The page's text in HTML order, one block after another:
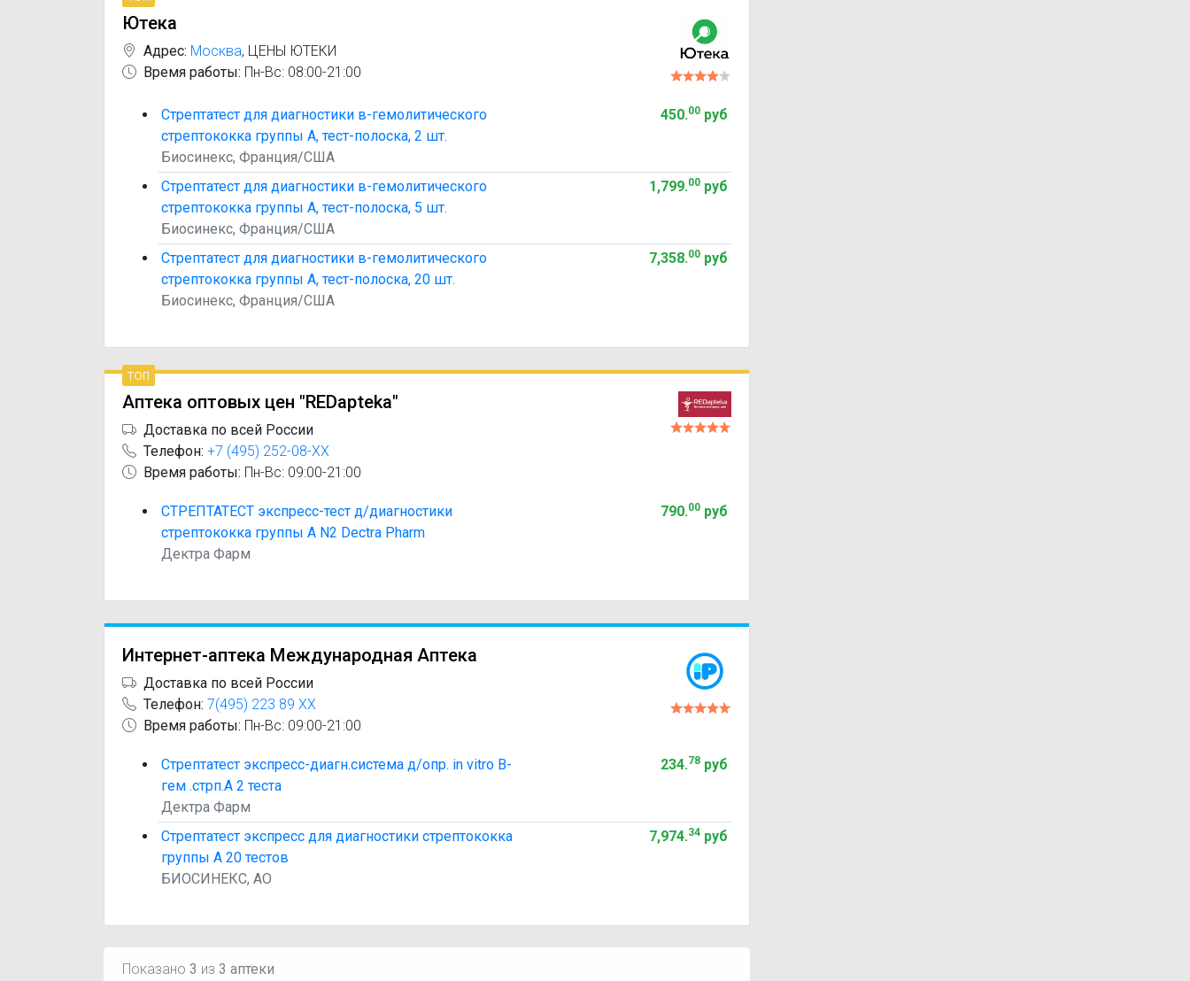
Ютека
Адрес: Москва, ЦЕНЫ ЮТЕКИ
Время работы: Пн-Вс: 08:00-21:00
Стрептатест для диагностики в-гемолитического
стрептококка группы А, тест-полоска, 2 шт.
Биосинекс, Франция/США
450.00руб
Стрептатест для диагностики в-гемолитического
стрептококка группы А, тест-полоска, 5 шт.
Биосинекс, Франция/США
1,799.00руб
Стрептатест для диагностики в-гемолитического
стрептококка группы А, тест-полоска, 20 шт.
Биосинекс, Франция/США
7,358.00руб
топ
Аптека оптовых цен "REDapteka"
Доставка по всей России
Телефон: +7 (495) 252-08-XX
Время работы: Пн-Вс: 09:00-21:00
СТРЕПТАТЕСТ экспресс-тест д/диагностики
стрептококка группы А N2 Dectra Pharm
Дектра Фарм
790.00руб
Интернет-аптека Международная Аптека
Доставка по всей России
Телефон: 7(495) 223 89 XX
Время работы: Пн-Вс: 09:00-21:00
Стрептатест экспресс-диагн.система д/опр. in vitro B-
гем .стрп.А 2 теста
Дектра Фарм
234.78руб
Стрептатест экспресс для диагностики стрептококка
группы А 20 тестов
БИОСИНЕКС, АО
7,974.34руб
Показано 3 из 3 аптеки